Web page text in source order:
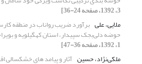
3، 1392، صفحه 24-36]
ملایی، علی برآورد ضریب رواناب در منطقه
حوضه دلی‌بجک سپیدار، استان کهگیلویه و
1، 1392، صفحه 36-47]
ملکی‌نژاد، حسین آثار و پیامد های خشکسالی